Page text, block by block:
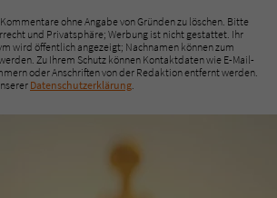
ohne Angabe von Gründen zu löschen. Bitte
und Privatsphäre; Werbung ist nicht gestattet. Ihr
wird öffentlich angezeigt; Nachnamen können zum
Zu Ihrem Schutz können Kontaktdaten wie E-Mail-
oder Anschriften von der Redaktion entfernt werden.
Datenschutzerklärung